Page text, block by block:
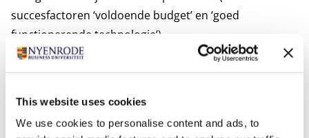
This website uses cookies
We use cookies to personalise content and ads, to
succesfactoren ‘voldoende budget’ en ‘goed
functionerende technologie’).
Van Hal heeft veel tijd doorgebracht in Canada. Ze
doceerde onder andere aan de Ryerson University in
laatste jaren specifiek gericht op kwetsbare wijken met